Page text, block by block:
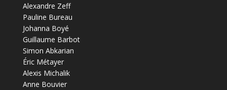
Alexandre Zeff
Pauline Bureau
Johanna Boyé
Guillaume Barbot
Simon Abkarian
Éric Métayer
Alexis Michalik
Anne Bouvier